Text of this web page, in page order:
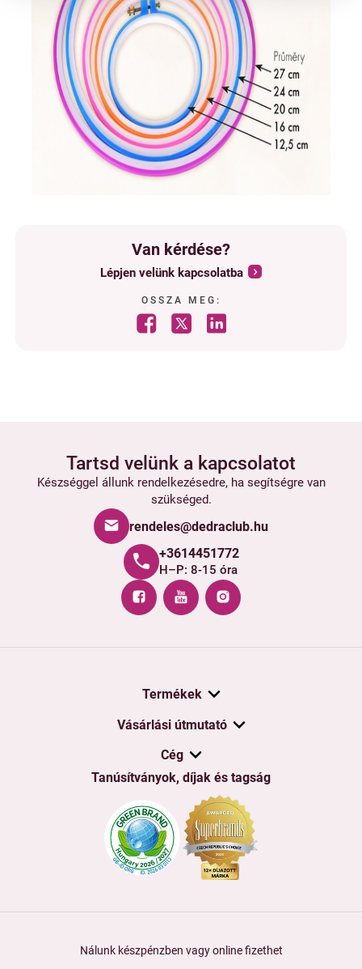
Van kérdése?
Lépjen velünk kapcsolatba
OSSZA MEG:
Tartsd velünk a kapcsolatot
Készséggel állunk rendelkezésedre, ha segítségre van
szükséged.
rendeles@dedraclub.hu
+3614451772
H–P: 8-15 óra
Termékek
Vásárlási útmutató
Cég
Tanúsítványok, díjak és tagság
Nálunk készpénzben vagy online fizethet